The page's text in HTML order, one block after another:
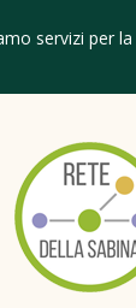
servizi per la